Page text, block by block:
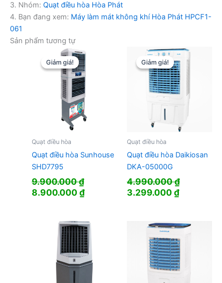
3. Nhóm: Quạt điều hòa Hòa Phát
4. Bạn đang xem: Máy làm mát không khí Hòa Phát HPCF1-
061
Sản phẩm tương tự
Giảm giá!
Giảm giá!
Quạt điều hòa
Quạt điều hòa Sunhouse
SHD7795
9.900.000₫
Giá
9.900.000 ₫.
8.900.000₫Giá
là:
8.900.000 ₫.
Giảm giá!
Giảm giá!
Quạt điều hòa
Quạt điều hòa Daikiosan
DKA-05000G
4.990.000₫
Giá
4.990.000 ₫.
3.299.000₫Giá
là: